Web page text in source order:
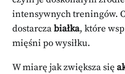
intensywnych treningów.
dostarczabiałka, które
mięśni po wysiłku.
W miarę jak zwiększa się